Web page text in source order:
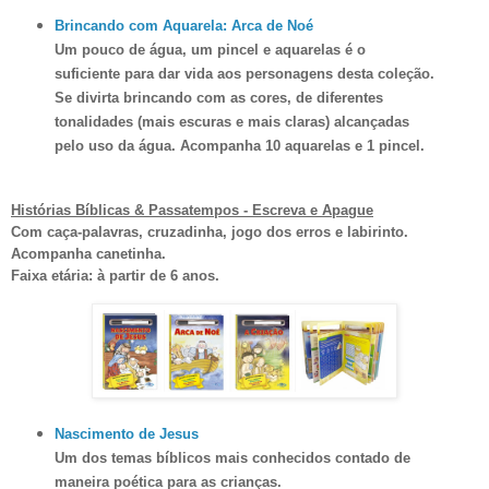
Brincando com Aquarela: Arca de Noé
Um pouco de água, um pincel e aquarelas é o
suficiente para dar vida aos personagens desta coleção.
Se divirta brincando com as cores, de diferentes
tonalidades (mais escuras e mais claras) alcançadas
pelo uso da água. Acompanha 10 aquarelas e 1 pincel.
Histórias Bíblicas & Passatempos - Escreva e Apague
Com caça-palavras, cruzadinha, jogo dos erros e labirinto.
Acompanha canetinha.
Faixa etária: à partir de 6 anos.
Nascimento de Jesus
Um dos temas bíblicos mais conhecidos contado de
maneira poética para as crianças.